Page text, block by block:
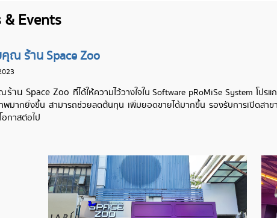
& Events
ณ ร้าน Space Zoo
ร้าน Space Zoo ที่ได้ให้ความไว้วางใจใน Software pRoMiSe System โป
พมากยิ่งขึ้น สามารถช่วยลดต้นทุน เพิ่มยอดขายได้มากขึ้น รองรับการเปิดสาข
อกาสต่อไป